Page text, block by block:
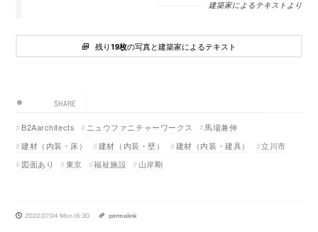
建築家によるテキストより
残り19枚の写真と建築家によるテキスト
SHARE
B2Aarchitects ニュウファニチャーワークス
馬場兼伸
建材（内装・床）
建材（内装・壁） 建材（内装・建具）
立川市
図面あり
東京 福祉施設 山岸剛
2022.07.04 Mon 16:30 permalink